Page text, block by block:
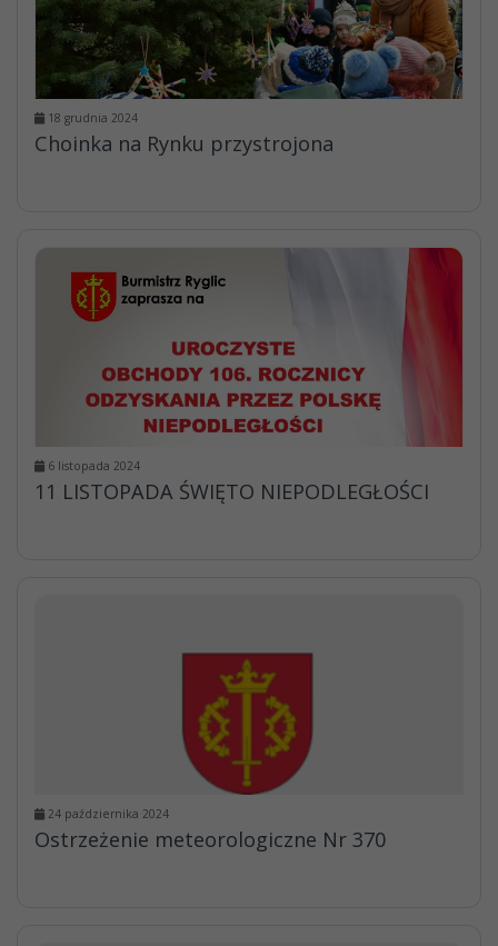
18 grudnia 2024
Choinka na Rynku przystrojona
6 listopada 2024
11 LISTOPADA ŚWIĘTO NIEPODLEGŁOŚCI
24 października 2024
Ostrzeżenie meteorologiczne Nr 370